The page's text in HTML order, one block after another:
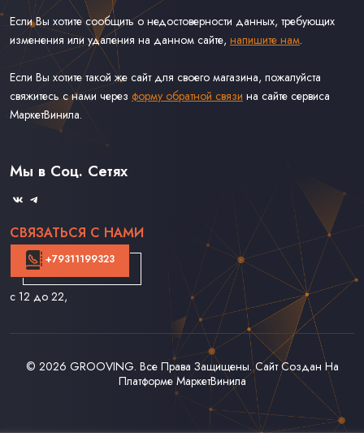
Если Вы хотите сообщить о недостоверности данных, требующих
изменения или удаления на данном сайте, напишите нам.
Если Вы хотите такой же сайт для своего магазина, пожалуйста
свяжитесь с нами через форму обратной связи на сайте сервиса
МаркетВинила.
Связаться С Нами
Оферта
Мы в Соц. Сетях
СВЯЗАТЬСЯ С НАМИ
+79311199323
с 12 до 22,
© 2026 GROOVING. Все Права Защищены. Сайт Создан На
Платформе МаркетВинила